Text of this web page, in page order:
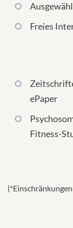
Freies
ePaper
Fitness-